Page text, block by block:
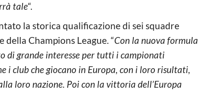
tale“.
la storica qualificazione di sei squadre
Champions League. “Con la nuova formula
di grande interesse per tutti i campionati
i club che giocano in Europa, con i loro risultati,
loro nazione. Poi con la vittoria dell’Europa